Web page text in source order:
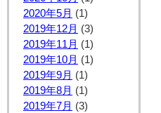
2020年5月 (1)
2019年12月 (3)
2019年11月 (1)
2019年10月 (1)
2019年9月 (1)
2019年8月 (1)
2019年7月 (3)